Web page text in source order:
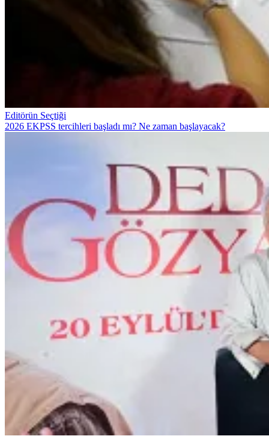
Editörün Seçtiği
2026 EKPSS tercihleri başladı mı? Ne zaman başlayacak?